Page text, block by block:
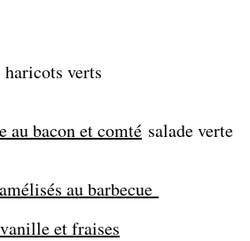
haricots verts
au bacon et comté salade verte
au barbecue
et fraises